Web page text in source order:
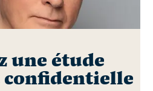
une étude